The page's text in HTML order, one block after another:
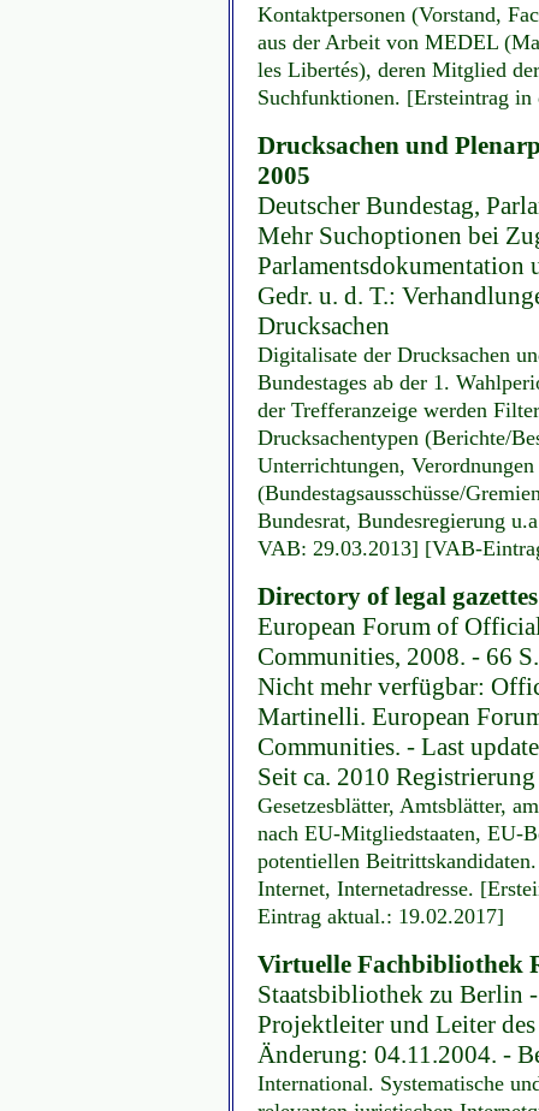
Kontaktpersonen (Vorstand,
aus der Arbeit von MEDEL
les Libertés), deren Mitglied
Suchfunktionen. [Ersteintrag
Drucksachen und
2005
Deutscher Bundestag,
Mehr Suchoptionen bei
Parlamentsdokumentation
Gedr. u. d. T.:
Drucksachen
Digitalisate der Drucksachen
Bundestages ab der 1.
der Trefferanzeige werden
Drucksachentypen (Berichte/
Unterrichtungen,
(Bundestagsausschüsse/
Bundesrat, Bundesregierung
VAB: 29.03.2013] [VAB-
Directory of legal
European Forum of
Communities, 2008. - 66 S.
Nicht mehr verfügbar:
Martinelli. European
Communities. - Last
Seit ca. 2010
Gesetzesblätter, Amtsblätter,
nach EU-Mitgliedstaaten, EU-
potentiellen
Internet, Internetadresse.
Eintrag aktual.: 19.02.2017]
Virtuelle Fachbibliothek
Staatsbibliothek zu Berlin
Projektleiter und Leiter
Änderung: 04.11.2004. -
International. Systematische